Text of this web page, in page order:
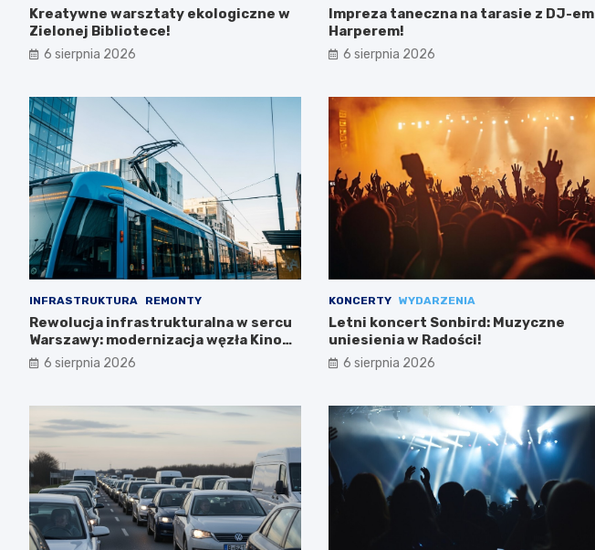
Kreatywne warsztaty ekologiczne w
Zielonej Bibliotece!
6 sierpnia 2026
Impreza taneczna na tarasie z DJ-em
Harperem!
6 sierpnia 2026
INFRASTRUKTURA REMONTY
Rewolucja infrastrukturalna w sercu
Warszawy: modernizacja węzła Kino
Femina
6 sierpnia 2026
KONCERTY WYDARZENIA
Letni koncert Sonbird: Muzyczne
uniesienia w Radości!
6 sierpnia 2026